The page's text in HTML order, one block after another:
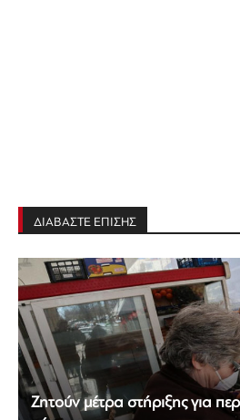
ΔΙΑΒΑΣΤΕ ΕΠΙΣΗΣ
Ζητούν μέτρα στήριξης για